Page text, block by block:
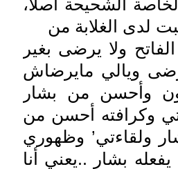
الشحيحة أصلا،
لدى الغلابة من
ولا يرضى بغير
ويالي مايرضاش
وأحسن من بشار
وكرافته أحسن من
ولقاءتي’ وظهوري
بشار ..يعني أنا